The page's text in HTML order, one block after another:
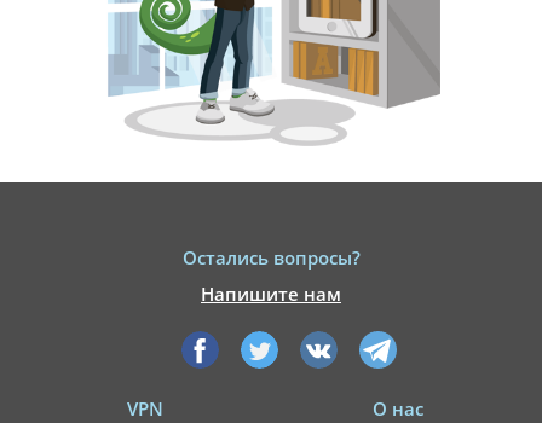
Остались вопросы?
Напишите нам
VPN
О нас